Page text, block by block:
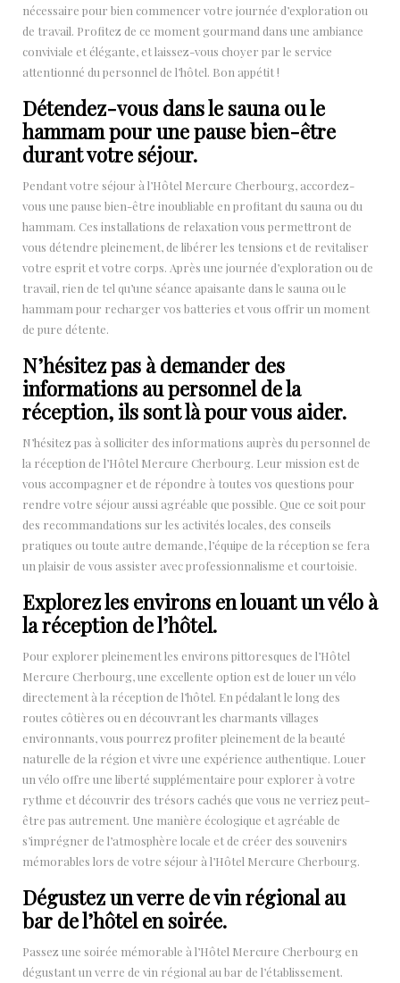
nécessaire pour bien commencer votre journée d’exploration ou
de travail. Profitez de ce moment gourmand dans une ambiance
conviviale et élégante, et laissez-vous choyer par le service
attentionné du personnel de l’hôtel. Bon appétit !
Détendez-vous dans le sauna ou le
hammam pour une pause bien-être
durant votre séjour.
Pendant votre séjour à l’Hôtel Mercure Cherbourg, accordez-
vous une pause bien-être inoubliable en profitant du sauna ou du
hammam. Ces installations de relaxation vous permettront de
vous détendre pleinement, de libérer les tensions et de revitaliser
votre esprit et votre corps. Après une journée d’exploration ou de
travail, rien de tel qu’une séance apaisante dans le sauna ou le
hammam pour recharger vos batteries et vous offrir un moment
de pure détente.
N’hésitez pas à demander des
informations au personnel de la
réception, ils sont là pour vous aider.
N’hésitez pas à solliciter des informations auprès du personnel de
la réception de l’Hôtel Mercure Cherbourg. Leur mission est de
vous accompagner et de répondre à toutes vos questions pour
rendre votre séjour aussi agréable que possible. Que ce soit pour
des recommandations sur les activités locales, des conseils
pratiques ou toute autre demande, l’équipe de la réception se fera
un plaisir de vous assister avec professionnalisme et courtoisie.
Explorez les environs en louant un vélo à
la réception de l’hôtel.
Pour explorer pleinement les environs pittoresques de l’Hôtel
Mercure Cherbourg, une excellente option est de louer un vélo
directement à la réception de l’hôtel. En pédalant le long des
routes côtières ou en découvrant les charmants villages
environnants, vous pourrez profiter pleinement de la beauté
naturelle de la région et vivre une expérience authentique. Louer
un vélo offre une liberté supplémentaire pour explorer à votre
rythme et découvrir des trésors cachés que vous ne verriez peut-
être pas autrement. Une manière écologique et agréable de
s’imprégner de l’atmosphère locale et de créer des souvenirs
mémorables lors de votre séjour à l’Hôtel Mercure Cherbourg.
Dégustez un verre de vin régional au
bar de l’hôtel en soirée.
Passez une soirée mémorable à l’Hôtel Mercure Cherbourg en
dégustant un verre de vin régional au bar de l’établissement.